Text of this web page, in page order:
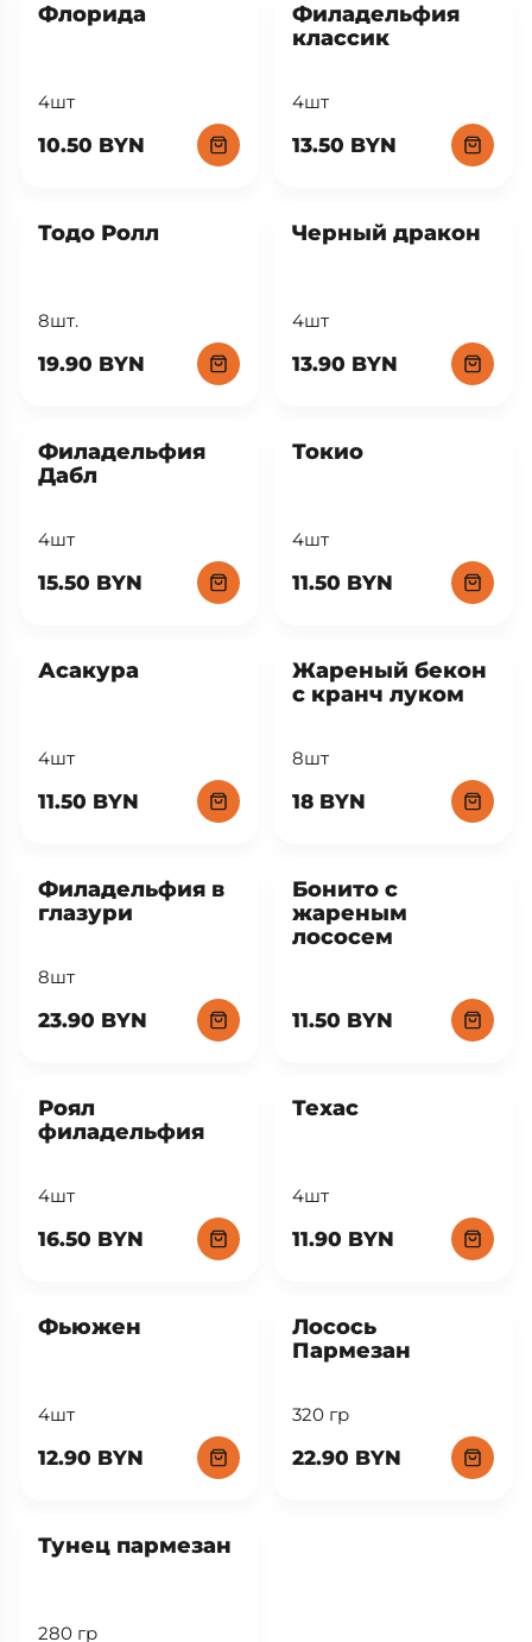
Флорида
4шт
10.50 BYN
Филадельфия
классик
4шт
13.50 BYN
Тодо Ролл
8шт.
19.90 BYN
Черный дракон
4шт
13.90 BYN
Филадельфия
Дабл
4шт
15.50 BYN
Токио
4шт
11.50 BYN
Асакура
4шт
11.50 BYN
Жареный бекон
с кранч луком
8шт
18 BYN
Филадельфия в
глазури
8шт
23.90 BYN
Бонито с
жареным
лососем
11.50 BYN
Роял
филадельфия
4шт
16.50 BYN
Техас
4шт
11.90 BYN
Фьюжен
4шт
12.90 BYN
Лосось
Пармезан
320 гр
22.90 BYN
New
Тунец пармезан
280 гр